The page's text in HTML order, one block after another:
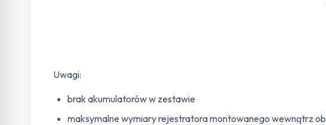
Uwagi:
brak akumulatorów w zestawie
maksymalne wymiary rejestratora montowanego wewnątrz